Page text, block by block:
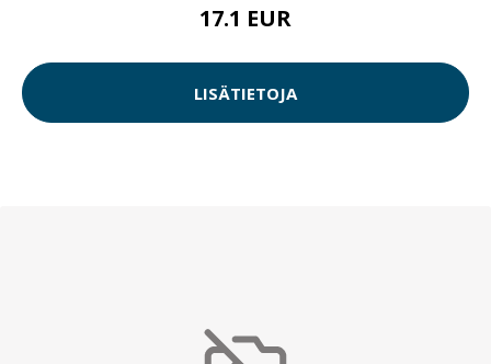
17.1 EUR
LISÄTIETOJA